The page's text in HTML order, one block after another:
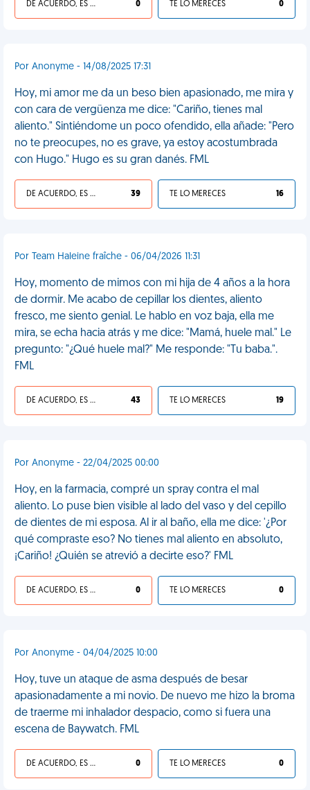
DE ACUERDO, ES UNA VIDA HP 0 TE LO MERECES 0
Por Anonyme - 14/08/2025 17:31
Hoy, mi amor me da un beso bien apasionado, me mira y
con cara de vergüenza me dice: "Cariño, tienes mal
aliento." Sintiéndome un poco ofendido, ella añade: "Pero
no te preocupes, no es grave, ya estoy acostumbrada
con Hugo." Hugo es su gran danés. FML
DE ACUERDO, ES UNA VIDA HP 39 TE LO MERECES 16
Por Team Haleine fraîche - 06/04/2026 11:31
Hoy, momento de mimos con mi hija de 4 años a la hora
de dormir. Me acabo de cepillar los dientes, aliento
fresco, me siento genial. Le hablo en voz baja, ella me
mira, se echa hacia atrás y me dice: "Mamá, huele mal." Le
pregunto: "¿Qué huele mal?" Me responde: "Tu baba.".
FML
DE ACUERDO, ES UNA VIDA HP 43 TE LO MERECES 19
Por Anonyme - 22/04/2025 00:00
Hoy, en la farmacia, compré un spray contra el mal
aliento. Lo puse bien visible al lado del vaso y del cepillo
de dientes de mi esposa. Al ir al baño, ella me dice: '¿Por
qué compraste eso? No tienes mal aliento en absoluto,
¡Cariño! ¿Quién se atrevió a decirte eso?' FML
DE ACUERDO, ES UNA VIDA HP 0 TE LO MERECES 0
Por Anonyme - 04/04/2025 10:00
Hoy, tuve un ataque de asma después de besar
apasionadamente a mi novio. De nuevo me hizo la broma
de traerme mi inhalador despacio, como si fuera una
escena de Baywatch. FML
DE ACUERDO, ES UNA VIDA HP 0 TE LO MERECES 0